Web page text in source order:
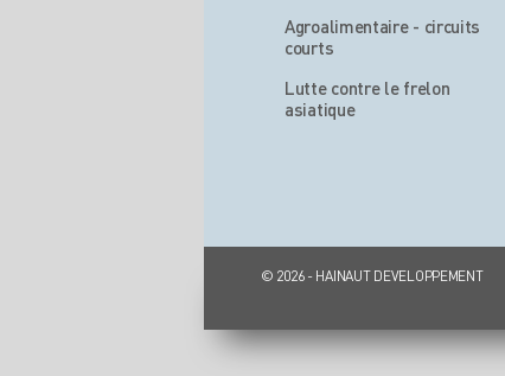
Agroalimentaire - circuits
courts
Lutte contre le frelon
asiatique
© 2026 - HAINAUT DEVELOPPEMENT